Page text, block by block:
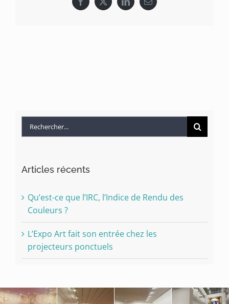
Facebook
X LinkedInEmail
Rechercher:
Articles récents
Qu’est-ce que l’IRC, l’Indice de Rendu des
Couleurs ?
L’Expo Art fait son entrée chez les
projecteurs ponctuels